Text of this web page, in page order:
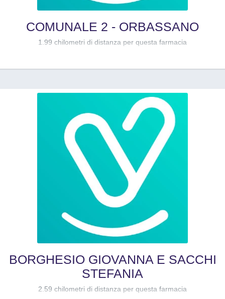
COMUNALE 2 - ORBASSANO
1.99 chilometri di distanza per questa farmacia
BORGHESIO GIOVANNA E SACCHI
STEFANIA
2.59 chilometri di distanza per questa farmacia